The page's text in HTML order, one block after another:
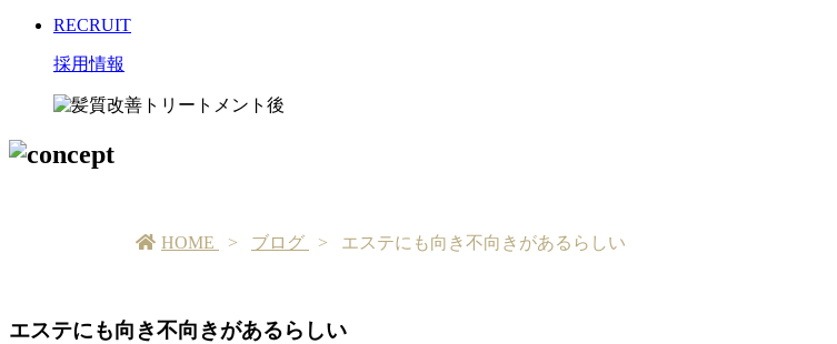
RECRUIT
採用情報
HOME ブログ エステにも向き不向きがあるらしい
エステにも向き不向きがあるらしい